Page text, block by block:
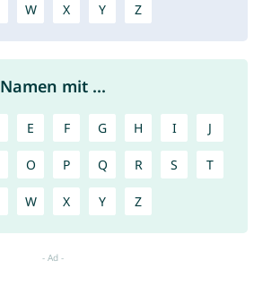
W X Y Z
Namen mit ...
E F G H I J
O P Q R S T
W X Y Z